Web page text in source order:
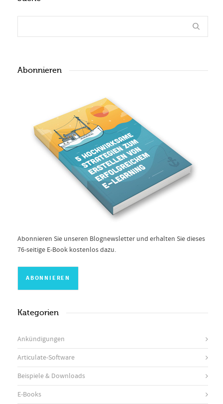
Abonnieren
Abonnieren Sie unseren Blognewsletter und erhalten Sie dieses
76-seitige E-Book kostenlos dazu.
Kategorien
Ankündigungen
Articulate-Software
Beispiele & Downloads
E-Books